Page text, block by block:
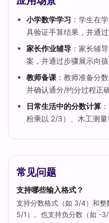
小学数学学习 ：学生在
具验证手算结果，并通
家长作业辅导 ：家长辅
案，并通过步骤展示向孩
教师备课 ：教师准备分
并确认通分/约分过程正确
日常生活中的分数计算
粉乘以 2/3）、木工测量
常见问题
支持哪些输入格式？
支持分数格式（如 3/4）和整
5/1）。也支持负分数（如 -3/